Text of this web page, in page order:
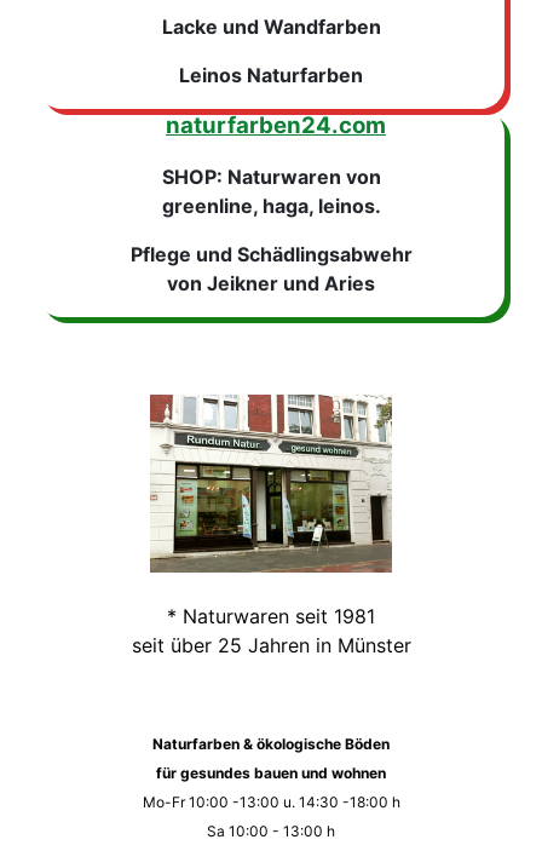
Lacke und Wandfarben
Leinos Naturfarben
naturfarben24.com
SHOP: Naturwaren von
greenline, haga, leinos.
Pflege und Schädlingsabwehr
von Jeikner und Aries
* Naturwaren seit 1981
seit über 25 Jahren in Münster
Naturfarben & ökologische Böden
für gesundes bauen und wohnen
Mo-Fr 10:00 -13:00 u. 14:30 -18:00 h
Sa 10:00 - 13:00 h